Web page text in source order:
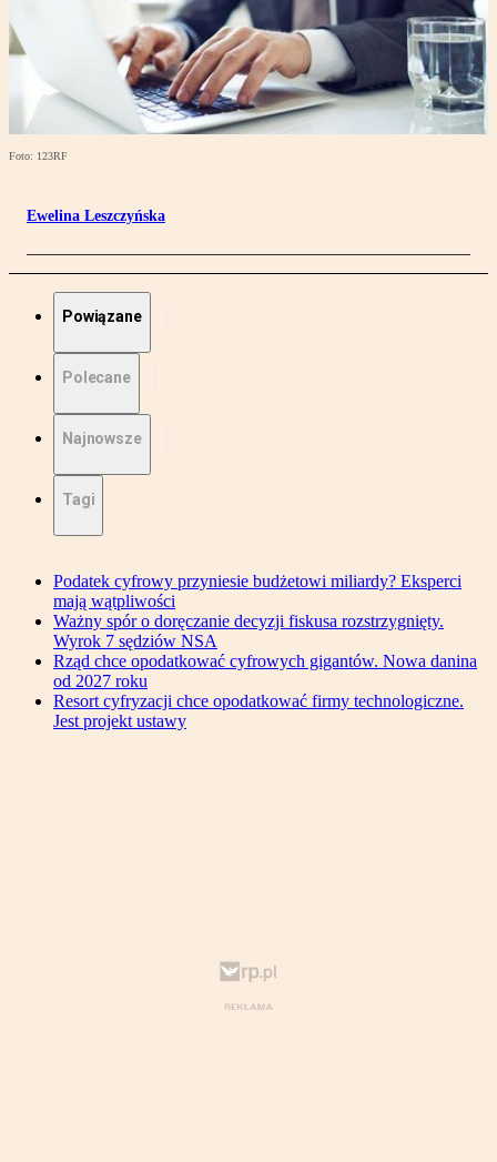
Foto: 123RF
Ewelina Leszczyńska
Powiązane
Polecane
Najnowsze
Tagi
Podatek cyfrowy przyniesie budżetowi miliardy? Eksperci
mają wątpliwości
Ważny spór o doręczanie decyzji fiskusa rozstrzygnięty.
Wyrok 7 sędziów NSA
Rząd chce opodatkować cyfrowych gigantów. Nowa danina
od 2027 roku
Resort cyfryzacji chce opodatkować firmy technologiczne.
Jest projekt ustawy